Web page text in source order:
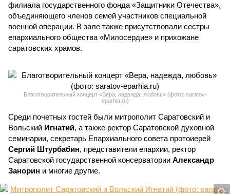
филиала государственного фонда «Защитники Отечества»,
объединяющего членов семей участников специальной
военной операции. В зале также присутствовали сестры
епархиального общества «Милосердие» и прихожане
саратовских храмов.
Благотворительный концерт «Вера, надежда, любовь» (фото: saratov-
eparhia.ru)
Среди почетных гостей были митрополит Саратовский и
Вольский Игнатий, а также ректор Саратовской духовной
семинарии, секретарь Епархиального совета протоиерей
Сергий Штурбабин, представители епархии, ректор
Саратовской государственной консерватории Александр
Занорин и многие другие.